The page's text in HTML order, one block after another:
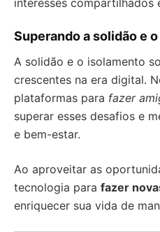
interesses
Superando a solidão e
A solidão e o isolamento
crescentes na era digital.
plataformas para fazer
superar esses desafios e
e bem-estar.
Ao aproveitar as
tecnologia para fazer
enriquecer sua vida de